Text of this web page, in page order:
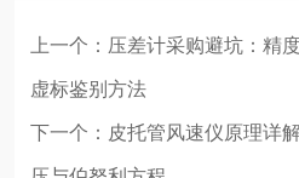
上一个： 压差计采购避坑：精
虚标鉴别方法
下一个： 皮托管风速仪原理详